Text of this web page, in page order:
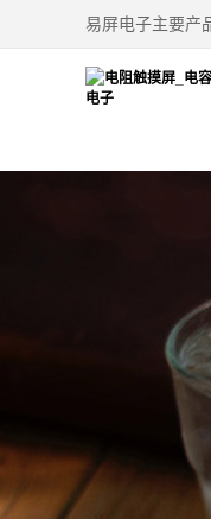
易屏电子主要产